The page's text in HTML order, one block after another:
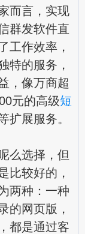
而言，实现
群发软件直
工作效率，
特的服务，
，像万商超
元的高级短
扩展服务。
么选择，但
比较好的，
两种：一种
的网页版，
都是通过客